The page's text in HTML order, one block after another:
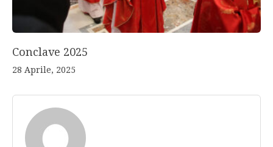
Conclave 2025
28 Aprile, 2025